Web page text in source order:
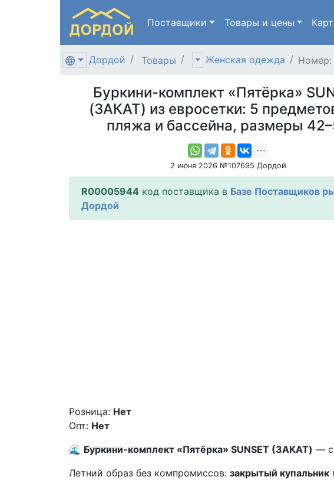
Поставщики Товары и цены
Дордой Товары Женская одежда Номер:
Буркини-комплект «Пятёрка»
(ЗАКАТ) из евросетки: 5
пляжа и бассейна, размеры
2 июня 2026 №107695 Дордой
R00005944 код поставщика в Базе Поставщиков
Дордой
Розница: Нет
Опт: Нет
🌊 Буркини-комплект «Пятёрка» SUNSET (ЗАКАТ) —
Летний образ без компромиссов: закрытый купальник